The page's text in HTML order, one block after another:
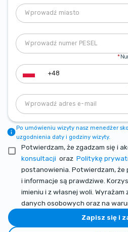
*
Po umówieniu wizyty nasz menedżer
uzgodnienia daty i godziny wizyty.
Potwierdzam, że zgadzam się i
konsultacji oraz Politykę
postanowienia. Potwierdzam, że
i informacje są prawdziwe.
imieniu i z własnej woli.
danych osobowych oraz na
Zapisz się i